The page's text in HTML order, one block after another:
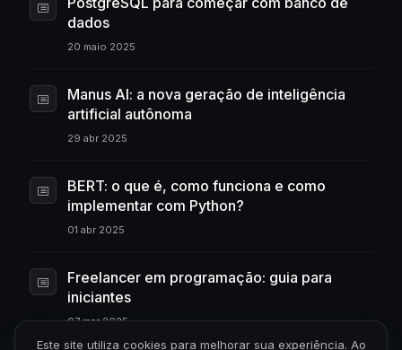
dados
20 maio 2025
Manus AI: a nova geração de inteligência
artificial autônoma
29 abr 2025
BERT: o que é, como funciona e como
implementar com Python?
01 abr 2025
Freelancer em programação: guia para
iniciantes
07 mar 2025
Este site utiliza cookies para melhorar sua experiência. Ao